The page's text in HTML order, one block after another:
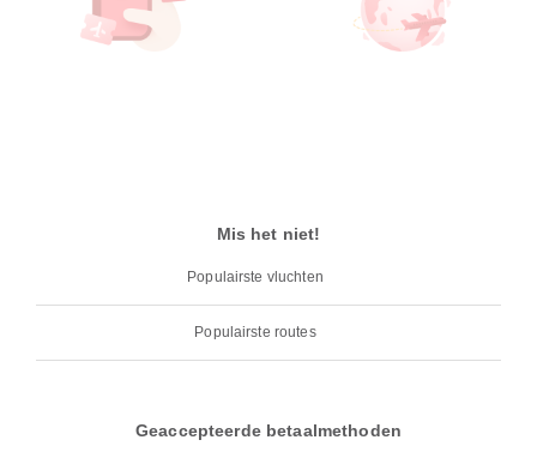
Mis het niet!
Populairste vluchten
Populairste routes
Geaccepteerde betaalmethoden